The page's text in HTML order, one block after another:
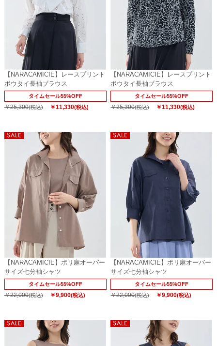
【NARACAMICIE】レースプリント
ボウタイ長袖ブラウス
タイムセール55%OFF
￥25,300(税込) ￥11,330(税込)
【NARACAMICIE】レースプリント
ボウタイ長袖ブラウス
タイムセール55%OFF
￥25,300(税込) ￥11,330(税込)
【NARACAMICIE】ポリ麻オーバー
サイズ七分袖シャツ
タイムセール55%OFF
￥22,000(税込) ￥9,900(税込)
【NARACAMICIE】ポリ麻オーバー
サイズ七分袖シャツ
タイムセール55%OFF
￥22,000(税込) ￥9,900(税込)